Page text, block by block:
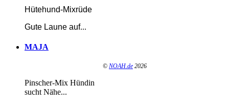
Hütehund-Mixrüde
Gute Laune auf...
MAJA
© NOAH.de 2026
Pinscher-Mix Hündin
sucht Nähe...